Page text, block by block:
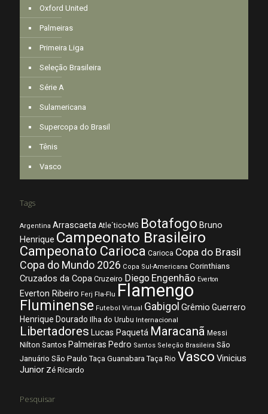
Oxford United
Palmeiras
Primeira Liga
Seleção Brasileira
Série A
Sulamericana
Supercopa do Brasil
Tênis
Vasco
Tags
Argentina Arrascaeta Atle´tico-MG Botafogo Bruno
Henrique Campeonato Brasileiro
Campeonato Carioca Carioca Copa do Brasil
Copa do Mundo 2026 Copa Sul-Americana Corinthians
Cruzados da Copa Cruzeiro Diego Engenhão Everton
Everton Ribeiro Ferj Fla-Flu Flamengo
Fluminense Futebol Virtual Gabigol Grêmio Guerrero
Henrique Dourado Ilha do Urubu Internacional
Libertadores Lucas Paquetá Maracanã Messi
Nilton Santos Palmeiras Pedro Santos Seleção Brasileira São
Januário São Paulo Taça Guanabara Taça Rio Vasco Vinicius
Junior Zé Ricardo
Pesquisar